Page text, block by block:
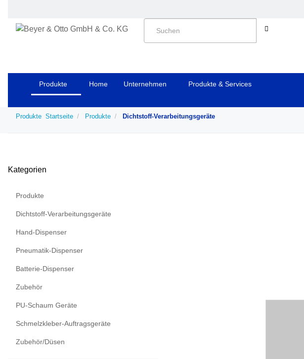
Produkte Home Unternehmen Produkte & Services
Produkte Startseite Produkte Dichtstoff-Verarbeitungsgeräte
Kategorien
Produkte
Dichtstoff-Verarbeitungsgeräte
Hand-Dispenser
Pneumatik-Dispenser
Batterie-Dispenser
Zubehör
PU-Schaum Geräte
Schmelzkleber-Auftragsgeräte
Zubehör/Düsen